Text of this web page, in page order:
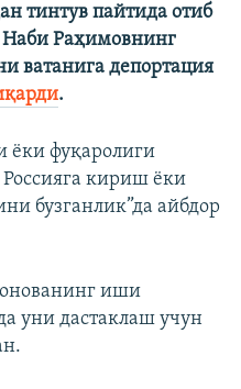
тинтув пайтида отиб
Наби Раҳимовнинг
ватанига депортация
.
ёки фуқаролиги
кириш ёки
бузганлик”да айбдор
иши
уни дастаклаш учун